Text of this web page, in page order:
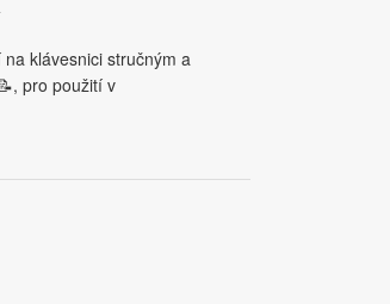
klávesnici stručným a
pro použití v